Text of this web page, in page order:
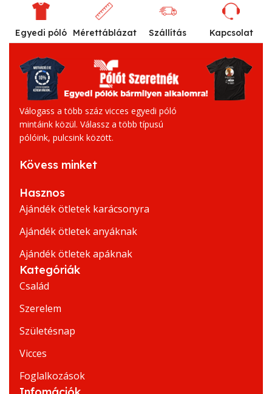
Egyedi póló Mérettáblázat Szállítás Kapcsolat
Válogass a több száz vicces egyedi póló
mintáink közül. Válassz a több típusú
pólóink, pulcsink között.
Kövess minket
Hasznos
Ajándék ötletek karácsonyra
Ajándék ötletek anyáknak
Ajándék ötletek apáknak
Kategóriák
Család
Szerelem
Születésnap
Vicces
Foglalkozások